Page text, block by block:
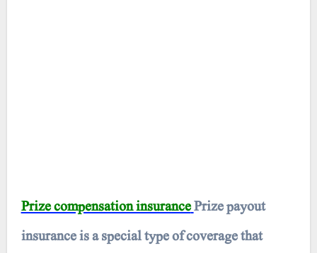
Prize compensation insurancePrize payout
insurance is a special type of coverage that